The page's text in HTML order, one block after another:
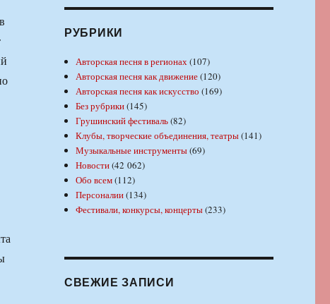
РУБРИКИ
Авторская песня в регионах(107)
Авторская песня как движение(120)
Авторская песня как искусство (169)
Без рубрики(145)
Грушинский фестиваль(82)
Клубы, творческие объединения, театры(141)
Музыкальные инструменты(69)
Новости(42 062)
Обо всем(112)
Персоналии(134)
Фестивали, конкурсы, концерты(233)
СВЕЖИЕ ЗАПИСИ